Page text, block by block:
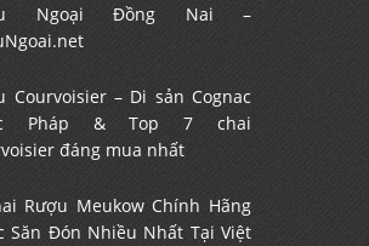
Ngoại Đồng Nai –
Courvoisier – Di sản Cognac
Pháp & Top 7 chai
đáng mua nhất
Rượu Meukow Chính Hãng
Săn Đón Nhiều Nhất Tại Việt